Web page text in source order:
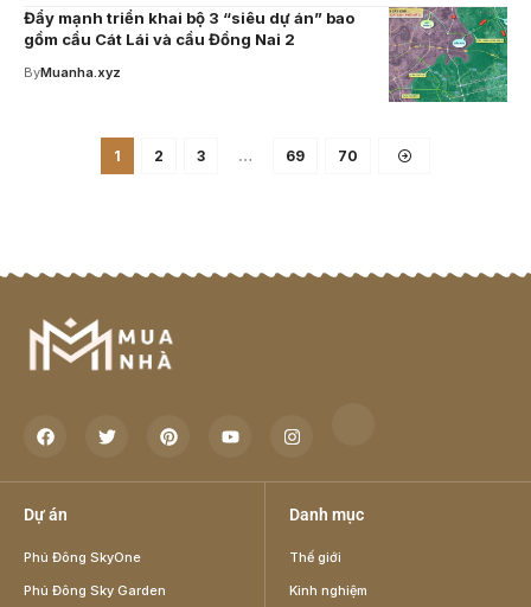
Đẩy mạnh triển khai bộ 3 “siêu dự án” bao
gồm cầu Cát Lái và cầu Đồng Nai 2
ByMuanha.xyz
1 2 3 … 69 70
Dự án
Phú Đông SkyOne
Phú Đông Sky Garden
Danh mục
Thế giới
Kinh nghiệm